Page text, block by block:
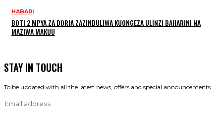
HABARI
BOTI 2 MPYA ZA DORIA ZAZINDULIWA KUONGEZA ULINZI BAHARINI NA
MAZIWA MAKUU
STAY IN TOUCH
To be updated with all the latest news, offers and special announcements.